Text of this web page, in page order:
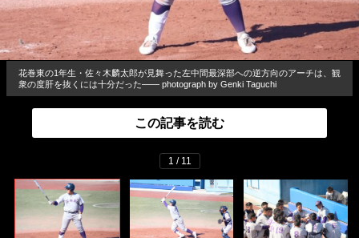
花巻東の1年生・佐々木麟太郎が見舞った左中間最深部への逆方向のアーチは、観
衆の度肝を抜くには十分だった―― photograph by Genki Taguchi
この記事を読む
1 / 11